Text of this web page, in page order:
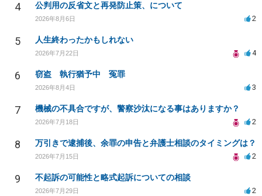
4 公判用の反省文と再発防止策、について
2026年8月6日 2
5 人生終わったかもしれない
2026年7月22日 4
6 窃盗 執行猶予中 冤罪
2026年8月4日 3
7 機械の不具合ですが、警察沙汰になる事はありますか？
2026年7月18日 2
8 万引きで逮捕後、余罪の申告と弁護士相談のタイミングは？
2026年7月15日 2
9 不起訴の可能性と略式起訴についての相談
2026年7月29日 2